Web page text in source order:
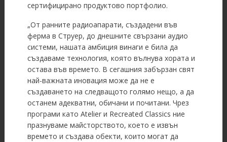
сертифицирано продуктово портфолио.
„От ранните радиоапарати, създадени във
ферма в Струер, до днешните свързани аудио
системи, нашата амбиция винаги е била да
създаваме технология, която вълнува хората и
остава във времето. В сегашния забързан свят
най-важната иновация може да не е
създаването на следващото голямо нещо, а да
останем адекватни, обичани и почитани. Чрез
програми като Atelier и Recreated Classics ние
празнуваме майсторството, което е извън
времето и създава обекти, които могат да